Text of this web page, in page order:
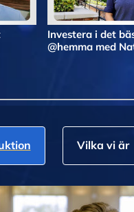
Investera i det
@hemma med
Vilka vi är